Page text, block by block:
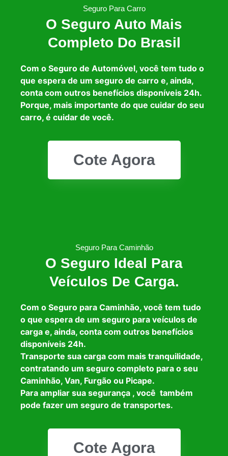
Seguro Para Carro
O Seguro Auto Mais
Completo Do Brasil
Com o Seguro de Automóvel, você tem tudo o
que espera de um seguro de carro e, ainda,
conta com outros benefícios disponíveis 24h.
Porque, mais importante do que cuidar do seu
carro, é cuidar de você.
Cote Agora
Seguro Para Caminhão
O Seguro Ideal Para
Veículos De Carga.
Com o Seguro para Caminhão, você tem tudo
o que espera de um seguro para veículos de
carga e, ainda, conta com outros benefícios
disponíveis 24h.
Transporte sua carga com mais tranquilidade,
contratando um seguro completo para o seu
Caminhão, Van, Furgão ou Picape.
Para ampliar sua segurança , você também
pode fazer um seguro de transportes.
Cote Agora